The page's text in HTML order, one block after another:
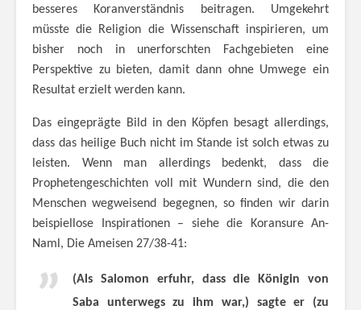
besseres Koranverständnis beitragen. Umgekehrt
müsste die Religion die Wissenschaft inspirieren, um
bisher noch in unerforschten Fachgebieten eine
Perspektive zu bieten, damit dann ohne Umwege ein
Resultat erzielt werden kann.
Das eingeprägte Bild in den Köpfen besagt allerdings,
dass das heilige Buch nicht im Stande ist solch etwas zu
leisten. Wenn man allerdings bedenkt, dass die
Prophetengeschichten voll mit Wundern sind, die den
Menschen wegweisend begegnen, so finden wir darin
beispiellose Inspirationen – siehe die Koransure An-
Naml, Die Ameisen 27/38-41:
(Als Salomon erfuhr, dass die Königin von
Saba unterwegs zu ihm war,) sagte er (zu